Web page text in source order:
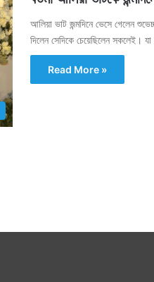
আলিয়া ভাট জন্মদিনে ভেসে গেলেন
দিলেন সেদিকে চেয়েছিলেন সকলেই।
Read More »